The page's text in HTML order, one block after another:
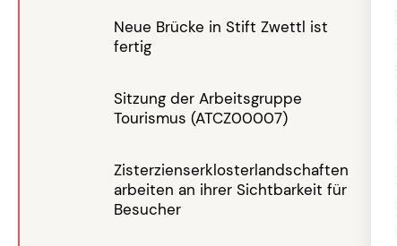
Neue Brücke in Stift Zwettl ist
fertig
Sitzung der Arbeitsgruppe
Tourismus (ATCZ00007)
Zisterzienserklosterlandschaften
arbeiten an ihrer Sichtbarkeit für
Besucher